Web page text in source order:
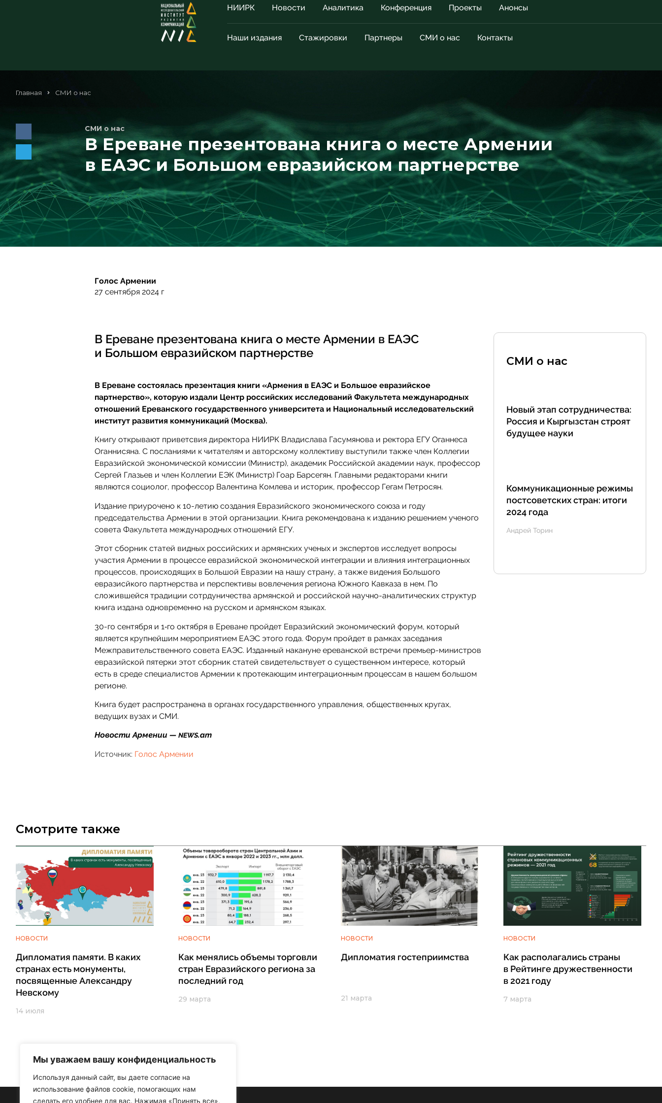
Мы уважаем вашу конфиденциальность
Используя данный сайт, вы даете согласие на
использование файлов cookie, помогающих нам
сделать его удобнее для вас. Нажимая «Принять все»,
НИИРК Новости Аналитика Конференция Проекты Анонсы
Наши издания Стажировки Партнеры СМИ о нас Контакты
Главная СМИ о нас
СМИ о нас
В Ереване презентована книга о месте Армении
в ЕАЭС и Большом евразийском партнерстве
Голос Армении
27 сентября 2024 г
В Ереване презентована книга о месте Армении в ЕАЭС
и Большом евразийском партнерстве
В Ереване состоялась презентация книги «Армения в ЕАЭС и Большое евразийское
партнерство», которую издали Центр российских исследований Факультета международных
отношений Ереванского государственного университета и Национальный исследовательский
институт развития коммуникаций (Москва).
Книгу открывают приветсвия директора НИИРК Владислава Гасумянова и ректора ЕГУ Оганнеса
Оганнисяна. С посланиями к читателям и авторскому коллективу выступили также член Коллегии
Евразийской экономической комиссии (Министр), академик Российской академии наук, профессор
Сергей Глазьев и член Коллегии ЕЭК (Министр) Гоар Барсегян. Главными редакторами книги
являются социолог, профессор Валентина Комлева и историк, профессор Гегам Петросян.
Издание приурочено к 10-летию создания Евразийского экономического союза и году
председательства Армении в этой организации. Книга рекомендована к изданию решением ученого
совета Факультета международных отношений ЕГУ.
Этот сборник статей видных российских и армянских ученых и экспертов исследует вопросы
участия Армении в процессе евразийской экономической интеграции и влияния интеграционных
процессов, происходящих в Большой Евразии на нашу страну, а также видения Большого
евразисйкого партнерства и перспективы вовлечения региона Южного Кавказа в нем. По
сложившейся традиции сотрдуничества армянской и российской научно-аналитических структур
книга издана одновременно на русском и армянском языках.
30-го сентября и 1‑го октября в Ереване пройдет Евразийский экономический форум, который
является крупнейшим мероприятием ЕАЭС этого года. Форум пройдет в рамках заседания
Межправительственного совета ЕАЭС. Изданный накануне ереванской встречи премьер-министров
евразийской пятерки этот сборник статей свидетельствует о существенном интересе, который
есть в среде специалистов Армении к протекающим интеграционным процессам в нашем большом
регионе.
Книга будет распространена в органах государственного управления, общественных кругах,
ведущих вузах и СМИ.
Новости Армении — NEWS.am
Источник: Голос Армении
СМИ о нас
Новый этап сотрудничества:
Россия и Кыргызстан строят
будущее науки
Коммуникационные режимы
постсоветских стран: итоги
2024 года
Андрей Торин
Смотрите также
НОВОСТИ
Дипломатия памяти. В каких
странах есть монументы,
посвященные Александру
Невскому
14 июля
НОВОСТИ
Как менялись объемы торговли
стран Евразийского региона за
последний год
29 марта
НОВОСТИ
Дипломатия гостеприимства
21 марта
НОВОСТИ
Как располагались страны
в Рейтинге дружественности
в 2021 году
7 марта